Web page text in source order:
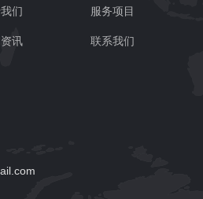
们 服务项目
讯 联系我们